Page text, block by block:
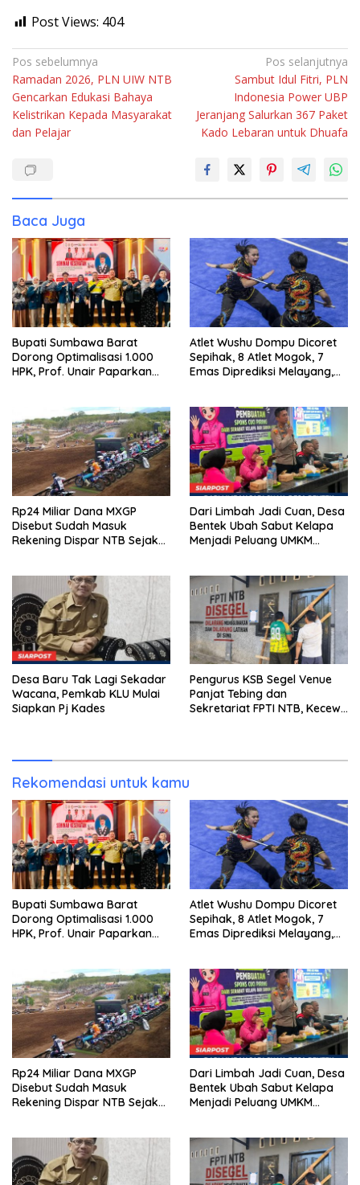
Post Views: 404
Navigasi
pos
Pos sebelumnya
Ramadan 2026, PLN UIW NTB
Gencarkan Edukasi Bahaya
Kelistrikan Kepada Masyarakat
dan Pelajar
Pos selanjutnya
Sambut Idul Fitri, PLN
Indonesia Power UBP
Jeranjang Salurkan 367 Paket
Kado Lebaran untuk Dhuafa
Baca Juga
Bupati Sumbawa Barat
Dorong Optimalisasi 1.000
HPK, Prof. Unair Paparkan
Atlet Wushu Dompu Dicoret
Sepihak, 8 Atlet Mogok, 7
Emas Diprediksi Melayang,
Rp24 Miliar Dana MXGP
Disebut Sudah Masuk
Rekening Dispar NTB Sejak
Dari Limbah Jadi Cuan, Desa
Bentek Ubah Sabut Kelapa
Menjadi Peluang UMKM
Desa Baru Tak Lagi Sekadar
Wacana, Pemkab KLU Mulai
Siapkan Pj Kades
Pengurus KSB Segel Venue
Panjat Tebing dan
Sekretariat FPTI NTB, Kecewa
Rekomendasi untuk kamu
Bupati Sumbawa Barat
Dorong Optimalisasi 1.000
HPK, Prof. Unair Paparkan
Atlet Wushu Dompu Dicoret
Sepihak, 8 Atlet Mogok, 7
Emas Diprediksi Melayang,
Rp24 Miliar Dana MXGP
Disebut Sudah Masuk
Rekening Dispar NTB Sejak
Dari Limbah Jadi Cuan, Desa
Bentek Ubah Sabut Kelapa
Menjadi Peluang UMKM